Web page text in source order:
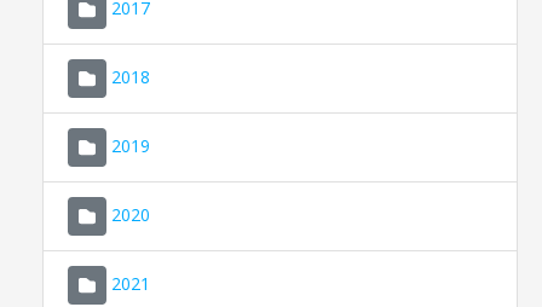
2017
2018
2019
2020
2021